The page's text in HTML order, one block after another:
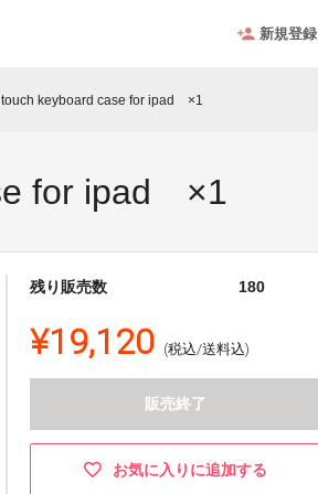
新規登録
touch keyboard case for ipad ×1
for ipad ×1
残り販売数 180
¥19,120 (税込/送料込)
販売終了
お気に入りに追加する